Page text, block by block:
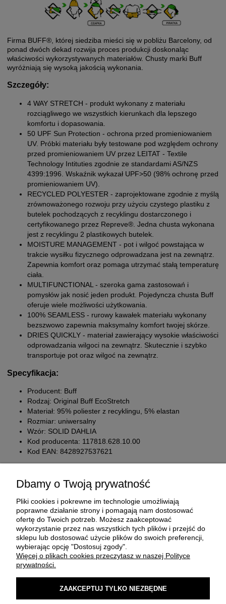
Firma BUFF®, której siedziba mieści się w pobliżu Barcelony, od
ponad dwóch dekad rozwija proces produkcji doskonaląc
właściwości wykorzystywanych materiałów. Chusty marki Buff
wyróżniają się wysoką jakością wykonania.
Szczegóły:
4 WAY STRETCH - produkt wykonany z materiału
rozciągliwego we wszystkich kierunkach dla lepszego
komfortu i dopasowania.
50 UPF Sun Protection - ochrona przed promieniowaniem
UV. Próbki materiału były testowane pod względem ochrony
przed promieniowaniem UV przez LEITAT - Textile
Technology Intituties zgodnie ze standardami AS/NZS
4399:1996. Wskaźnik wykazał UPF>50 (98% ochronę przed
promieniowaniem UV).
RECYCLED POLYESTER - zaprojektowane zgodnie z myślą
zrównoważonego rozwoju przy użyciu czystego plastiku z
butelek pochodzących z recyklingu dostarczonego i
certyfikowanego przez Repreve®. Jedna chusta wykonana
jest z recyklingu 2 plastikowych butelek.
MOISTURE MANAGEMENT - pot i wilgoć powstająca w
trakcie wysiłku fizycznego odprowadzana jest na zewnątrz.
Zapewnia komfort oraz pomaga utrzymać stałą temperaturę
ciała.
MULTIFUNCTIONAL - szeroka gama zastosowań i
pomysłów jak nosić jeden produkt. Pojedyncza chusta Buff
oferuje wiele możliwości użytkowania.
100% SEAMLESS - rurowy kawałek materiału wykonany
bezszwowo zapewnia maksymalny komfort twojej skórze.
DRIES QUICKLY - materiał zawierający wysokie właściwości
odprowadzania wilgoci na zewnątrz. Skutecznie i szybko
transportuje pot oraz wilgoć na zewnątrz.
Specyfikacja:
Producent: Buff
Rodzaj: Original Buff EcoStretch
Materiał: 95% poliester z recyklingu, 5% elastan
Rozmiar: uniwersalny
Wzór: SOLID DAHLIA
Kod producenta: 117818.628.10.00
Kod EAN: 8428927537621
O FIRMIE
Dbamy o Twoją prywatność
Pliki cookies i pokrewne im technologie umożliwiają
poprawne działanie strony i pomagają nam dostosować
ofertę do Twoich potrzeb. Możesz zaakceptować
wykorzystanie przez nas wszystkich tych plików i przejść do
sklepu lub dostosować użycie plików do swoich preferencji,
wybierając opcję "Dostosuj zgody".
Więcej o plikach cookies przeczytasz w naszej Polityce
prywatności.
ZAAKCEPTUJ TYLKO NIEZBĘDNE